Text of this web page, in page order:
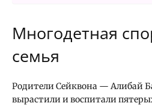
Многодетная
семья
Родители Сейквона — Алибай
вырастили и воспитали